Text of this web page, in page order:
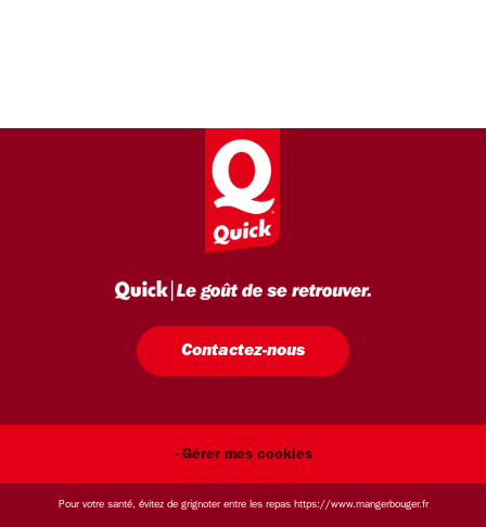
Contactez-nous
- Gérer mes cookies
Pour votre santé, évitez de grignoter entre les repas https://www.mangerbouger.fr